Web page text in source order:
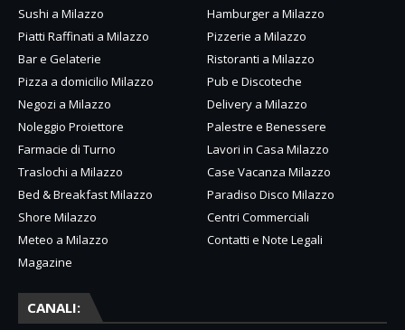
Sushi a Milazzo
Hamburger a Milazzo
Piatti Raffinati a Milazzo
Pizzerie a Milazzo
Bar e Gelaterie
Ristoranti a Milazzo
Pizza a domicilio Milazzo
Pub e Discoteche
Negozi a Milazzo
Delivery a Milazzo
Noleggio Proiettore
Palestre e Benessere
Farmacie di Turno
Lavori in Casa Milazzo
Traslochi a Milazzo
Case Vacanza Milazzo
Bed & Breakfast Milazzo
Paradiso Disco Milazzo
Shore Milazzo
Centri Commerciali
Meteo a Milazzo
Contatti e Note Legali
Magazine
CANALI: